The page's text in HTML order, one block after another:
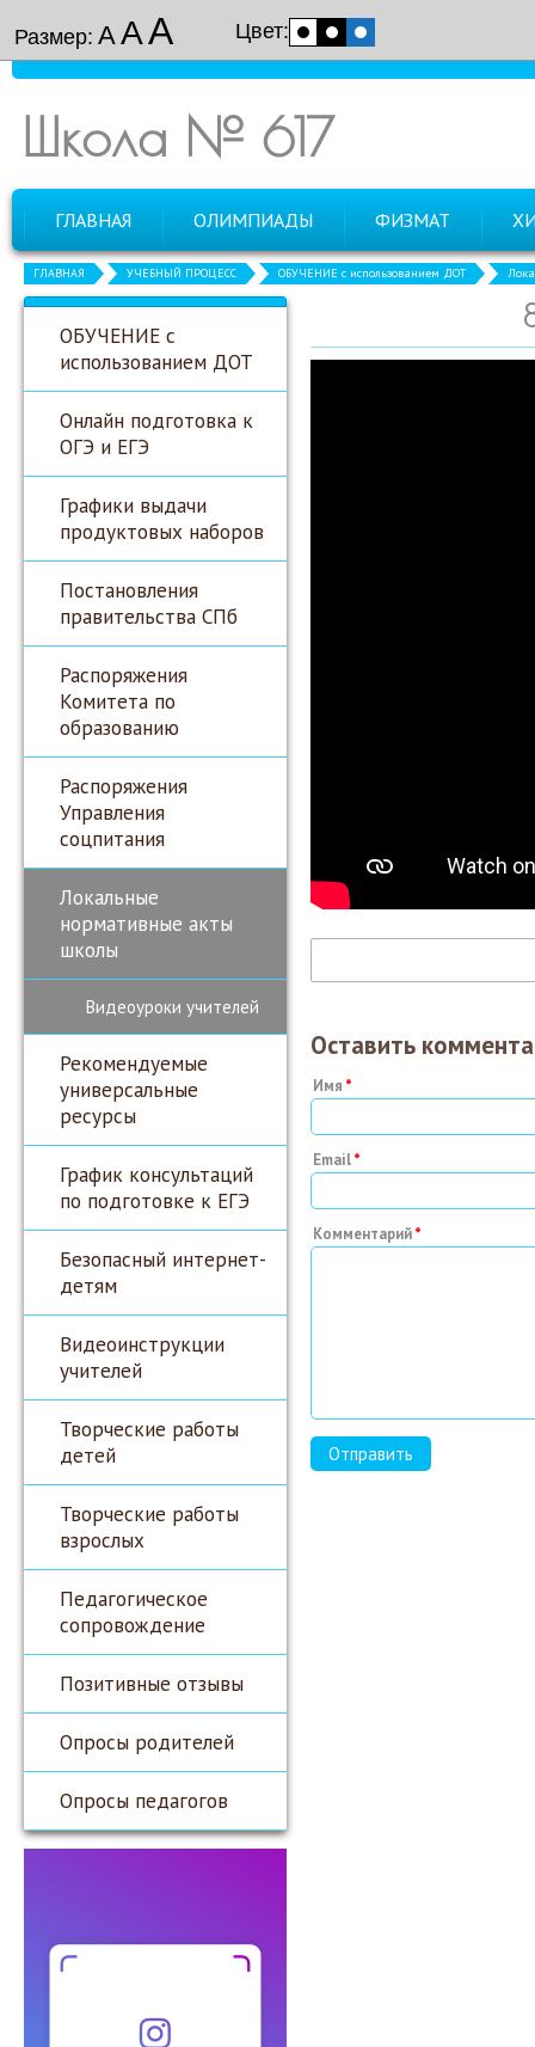
Размер: ААА Цвет:
Школа № 617
ГЛАВНАЯ ОЛИМПИАДЫ ФИЗМАТ
ГЛАВНАЯ УЧЕБНЫЙ ПРОЦЕСС ОБУЧЕНИЕ с использованием ДОТ
ОБУЧЕНИЕ с
использованием ДОТ
Онлайн подготовка к
ОГЭ и ЕГЭ
Графики выдачи
продуктовых наборов
Постановления
правительства СПб
Распоряжения
Комитета по
образованию
Распоряжения
Управления
соцпитания
Локальные
нормативные акты
школы
Видеоуроки учителей
Рекомендуемые
универсальные
ресурсы
График консультаций
по подготовке к ЕГЭ
Безопасный интернет-
детям
Видеоинструкции
учителей
Творческие работы
детей
Творческие работы
взрослых
Педагогическое
сопровождение
Позитивные отзывы
Опросы родителей
Опросы педагогов
Оставить
Имя
Email
Комментарий